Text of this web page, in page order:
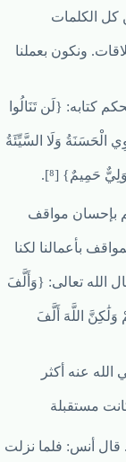
كل الكلمات
ونكون بعملنا
كتابه: {لَن تَنَالُوا
تَسْتَوِي الْحَسَنَةُ وَلَا السَّيِّئَةُ
حَمِيمٌ} [⁸].
بإحسان مواقف
بأعمالنا لكنا
الله تعالى: {وَأَلَّفَ
وَلَٰكِنَّ اللَّهَ أَلَّفَ
عنه أكثر
مستقبلة
أنس: فلما نزلت